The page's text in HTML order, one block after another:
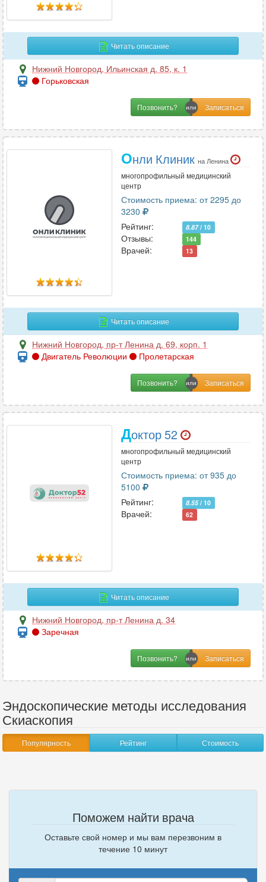
Читать описание
Нижний Новгород, Ильинская д. 85, к. 1
Горьковская
Позвонить?
Онли Клиник на Ленина
многопрофильный медицинский
центр
Стоимость приема: от 2295 до
3230
Рейтинг:
8.87/ 10
Отзывы: 144
Врачей: 13
Читать описание
Нижний Новгород, пр-т Ленина д. 69, корп. 1
Двигатель Революции
Пролетарская
Позвонить?
Доктор 52
многопрофильный медицинский
центр
Стоимость приема: от 935 до
5100
Рейтинг:
8.55/ 10
Врачей: 62
Читать описание
Нижний Новгород, пр-т Ленина д. 34
Заречная
Позвонить?
Эндоскопические методы исследования
Скиаскопия
Популярность Рейтинг Стоимость
Поможем найти врача
Оставьте свой номер и мы вам перезвоним в
течение 10 минут